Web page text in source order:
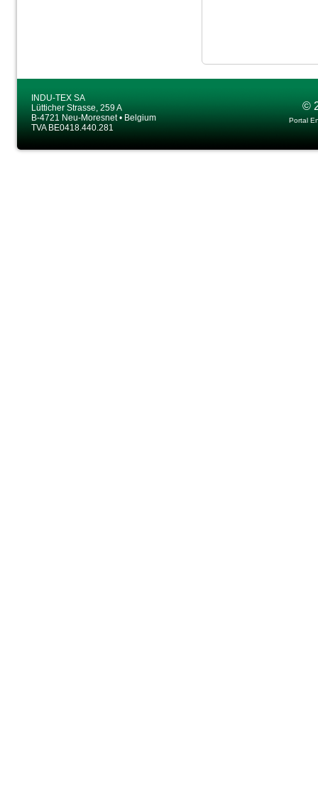
INDU-TEX SA
Lütticher Strasse, 259 A
B-4721 Neu-Moresnet • Belgium
TVA BE0418.440.281
©
Portal